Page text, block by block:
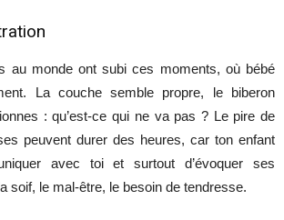
au monde ont subi ces moments, où bébé
La couche semble propre, le biberon
: qu’est-ce qui ne va pas ? Le pire de
peuvent durer des heures, car ton enfant
avec toi et surtout d’évoquer ses
soif, le mal-être, le besoin de tendresse.